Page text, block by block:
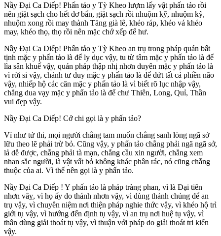
Nầy Ðại Ca Diếp! Phấn tảo y Tỳ Kheo lượm lấy vật phấn tảo rồi
nên giặt sạch cho hết dơ bẩn, giặt sạch rồi nhuộm kỹ, nhuộm kỹ,
nhuộm xong rồi may thành Tăng già lê, khéo ráp, khéo vá khéo
may, khéo thọ, thọ rồi nên mặc chớ xếp để hư.
Nầy Ðại Ca Diếp! Phấn tảo y Tỳ Kheo an trụ trong pháp quán bất
tịnh mặc y phấn tảo là để ly dục vậy, tu từ tâm mặc y phấn tảo là để
lìa sân khuế vậy, quán pháp thập nhị nhơn duyên mặc y phấn tảo là
vì rời si vậy, chánh tư duy mặc y phấn tảo là để dứt tất cả phiền não
vậy, nhiếp hộ các căn mặc y phấn tảo là vì biết rõ lục nhập vậy,
chẳng dua vạy mặc y phấn tảo là để chư Thiên, Long, Quỉ, Thần
vui đẹp vậy.
Nầy Ðại Ca Diếp! Cớ chi gọi là y phấn tảo?
Ví như tử thi, mọi người chẳng tam muốn chẳng sanh lòng ngã sở
lữu theo lẽ phải trừ bỏ. Cũng vậy, y phấn tảo chẳng phải ngã ngã sở,
lả dễ được, chẳng phải tà mạn, chẳng cầu xin người, chẳng xem
nhan sắc người, là vật vất bỏ không khác phân rác, nó cũng chẳng
thuộc của ai. Vì thế nên gọi là y phấn tảo.
Nầy Ðại Ca Diếp ! Y phấn tảo là pháp tràng phan, vì là Ðại tiên
nhơn vâỵ, vì họ ấy do thánh nhơn vậy, vì dùng thánh chủng để an
trụ vậy, vì chuyên niệm nơi thiện pháp nghie thức vậy, vì khéo hộ trì
giới tụ vậy, vì hướng đến định tụ vậy, vì an trụ nơi huệ tụ vậy, vì
thân dùng giải thoát tụ vậy, vì thuận với pháp do giải thoát tri kiến
vậy.